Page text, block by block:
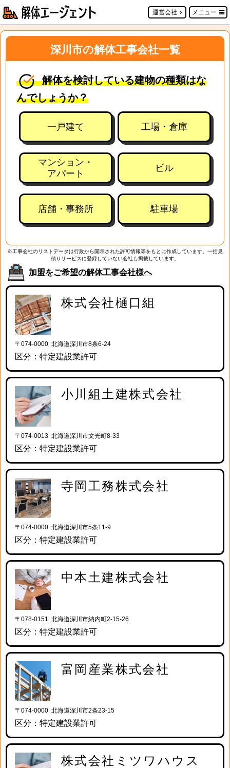
運営会社 メニュー
深川市の解体工事会社一覧
解体を検討している建物の種類はな
んでしょうか？
一戸建て 工場・倉庫
マンション・
アパート
ビル
店舗・事務所 駐車場
※工事会社のリストデータは行政から開示された許可情報等をもとに作成しています。一括見
積りサービスに登録していない会社も掲載しています。
加盟をご希望の解体工事会社様へ
株式会社樋口組
〒074-0000 北海道深川市8条6-24
区分：特定建設業許可
小川組土建株式会社
〒074-0013 北海道深川市文光町8-33
区分：特定建設業許可
寺岡工務株式会社
〒074-0000 北海道深川市5条11-9
区分：特定建設業許可
中本土建株式会社
〒078-0151 北海道深川市納内町2-15-26
区分：特定建設業許可
富岡産業株式会社
〒074-0000 北海道深川市2条23-15
区分：特定建設業許可
株式会社ミツワハウス